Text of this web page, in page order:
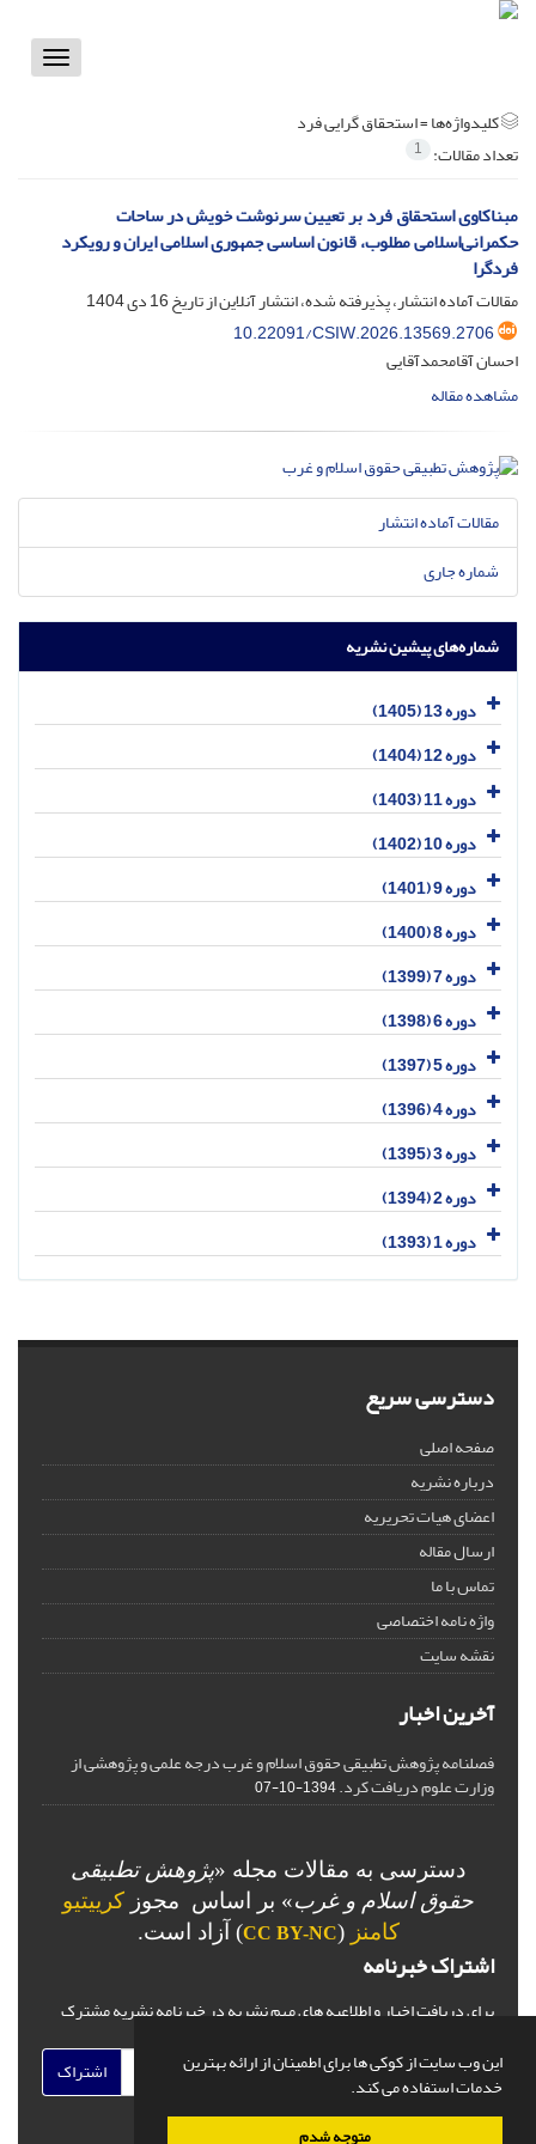
این وب سایت از کوکی ها برای اطمینان از ارائه بهترین
خدمات استفاده می کند.
متوجه شدم
Toggle
کلیدواژه‌ها =استحقاق گرایی فرد
تعداد مقالات: 1
مبناکاوی استحقاق فرد بر تعیین سرنوشت خویش در ساحات
حکمرانی‌اسلامی مطلوب، قانون اساسی جمهوری اسلامی ایران و رویکرد
فردگرا
مقالات آماده انتشار، پذیرفته شده، انتشار آنلاین از تاریخ16 دی 1404
10.22091/CSIW.2026.13569.2706
احسان آقامحمدآقایی
مشاهده مقاله
مقالات آماده انتشار
شماره جاری
شماره‌های پیشین نشریه
دوره 13 (1405)
دوره 12 (1404)
دوره 11 (1403)
دوره 10 (1402)
دوره 9 (1401)
دوره 8 (1400)
دوره 7 (1399)
دوره 6 (1398)
دوره 5 (1397)
دوره 4 (1396)
دوره 3 (1395)
دوره 2 (1394)
دوره 1 (1393)
دسترسی سریع
صفحه اصلی
درباره نشریه
اعضای هیات تحریریه
ارسال مقاله
تماس با ما
واژه نامه اختصاصی
نقشه سایت
آخرین اخبار
فصلنامه پژوهش تطبیقی حقوق اسلام و غرب درجه علمی و پژوهشی از
وزارت علوم دریافت کرد.1394-10-07
دسترسی به مقالات مجله «پژوهش تطبیقی
حقوق اسلام و غرب» بر اساس مجوز کرییتیو
کامنز (
CC BY-NC) آزاد است.
اشتراک خبرنامه
برای دریافت اخبار و اطلاعیه های مهم نشریه در خبرنامه نشریه مشترک
اشتراک